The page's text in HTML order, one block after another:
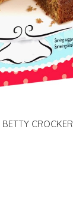
BETTY CROCKER